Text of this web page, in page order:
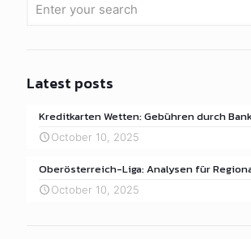
Latest posts
Kreditkarten Wetten: Gebühren durch
October 10, 2025
Oberösterreich-Liga: Analysen für
October 10, 2025